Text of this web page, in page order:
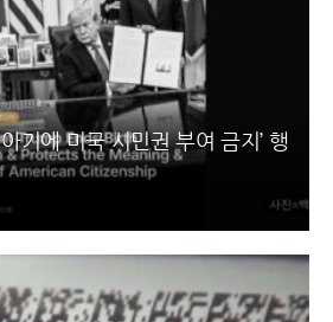
기에 미국 시민권 부여 금지’ 행